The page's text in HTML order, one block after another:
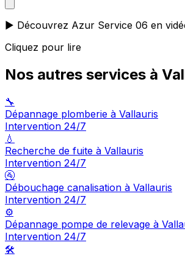
▶️ Découvrez Azur Service 06 en
Cliquez pour lire
Nos autres services à
🔧
Dépannage plomberie à Vallauris
Intervention 24/7
💧
Recherche de fuite à Vallauris
Intervention 24/7
🚰
Débouchage canalisation à Vallauris
Intervention 24/7
⚙️
Dépannage pompe de relevage à
Intervention 24/7
🛠️